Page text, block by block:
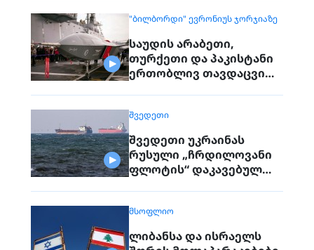
მოქალაქეებს
"ᲑᲘᲚᲑᲝᲠᲓᲘ" ᲔᲕᲠᲝᲜᲘᲣᲡ ᲯᲝᲠᲯᲘᲐᲖᲔ
საუდის არაბეთი,
თურქეთი და პაკისტანი
ერთობლივ თავდაცვით
ᲨᲕᲔᲓᲔᲗᲘ
შვედეთი უკრაინას
რუსული „ჩრდილოვანი
ფლოტის“ დაკავებულ
ᲛᲡᲝᲤᲚᲘᲝ
ლიბანსა და ისრაელს